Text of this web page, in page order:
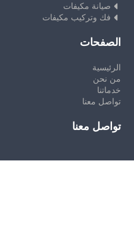
صيانة مكيفات
فك وتركيب مكيفات
الصفحات
الرئيسية
من نحن
خدماتنا
تواصل معنا
تواصل معنا